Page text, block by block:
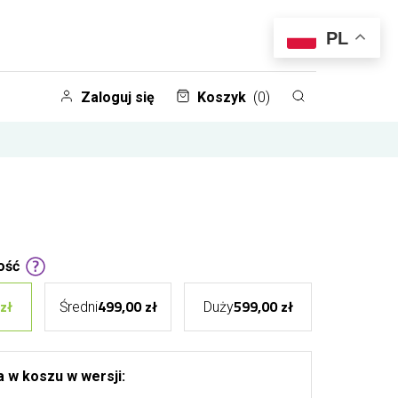
Zaloguj się Koszyk (0)
Średni499,00 zł Duży599,00 zł
w koszu w wersji:
PL